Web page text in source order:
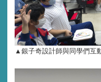
▲銀子奇設計師與同學們互動